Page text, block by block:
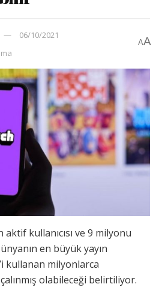
06/10/2021
AA
aktif kullanıcısı ve 9 milyonu
en büyük yayın
kullanan milyonlarca
olabileceği belirtiliyor.